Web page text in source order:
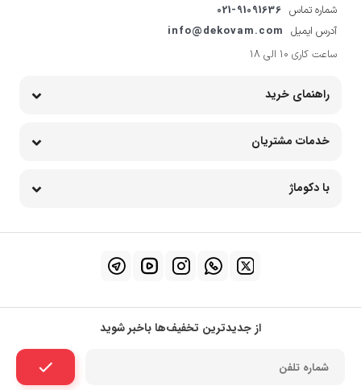
شماره تماس 021-91091636
آدرس ایمیل info@dekovam.com
ساعت کاری 10 الی 18
راهنمای خرید
خدمات مشتریان
با دکوماژ
از جدیدترین تخفیف‌ها باخبر شوید